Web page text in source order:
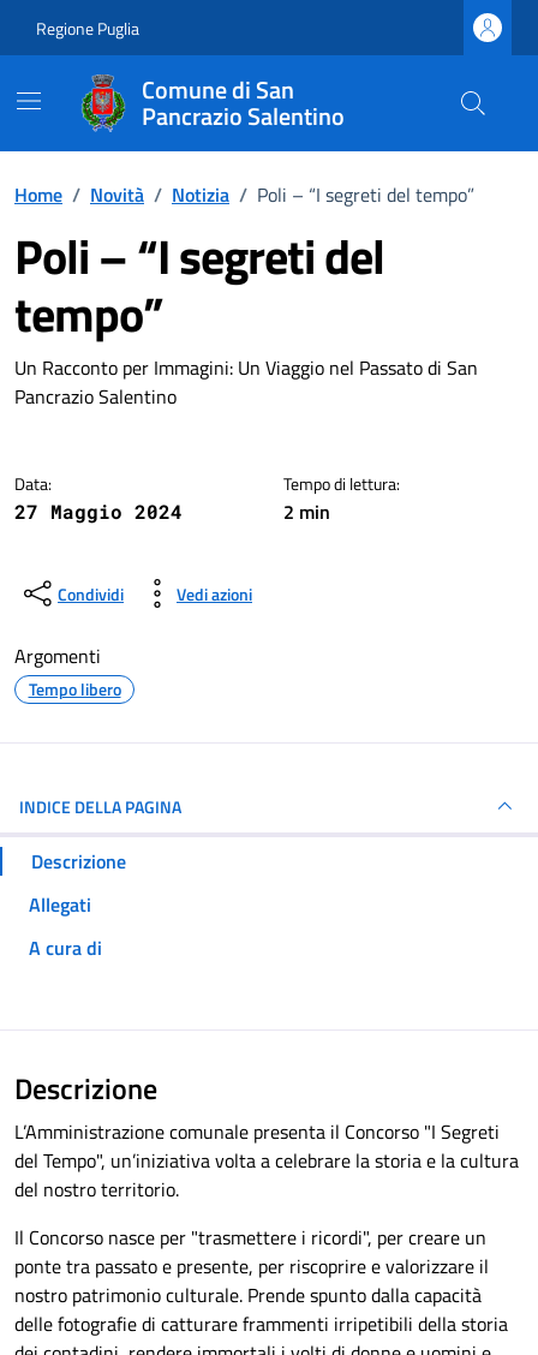
Regione Puglia
Comune di San
Pancrazio Salentino
Home / Novità / Notizia / Poli – “I segreti del tempo”
Poli – “I segreti del
tempo”
Dettagli della notizia
Un Racconto per Immagini: Un Viaggio nel Passato di San
Pancrazio Salentino
Data:
27 Maggio 2024
Tempo di lettura:
2 min
Condividi Vedi azioni
Argomenti
Tempo libero
INDICE DELLA PAGINA
Descrizione
Allegati
A cura di
Descrizione
L’Amministrazione comunale presenta il Concorso "I Segreti
del Tempo", un’iniziativa volta a celebrare la storia e la cultura
del nostro territorio.
Il Concorso nasce per "trasmettere i ricordi", per creare un
ponte tra passato e presente, per riscoprire e valorizzare il
nostro patrimonio culturale. Prende spunto dalla capacità
delle fotografie di catturare frammenti irripetibili della storia